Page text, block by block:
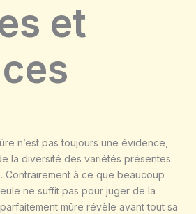
et
n’est pas toujours une évidence,
la diversité des variétés présentes
Contrairement à ce que beaucoup
ne suffit pas pour juger de la
mûre révèle avant tout sa